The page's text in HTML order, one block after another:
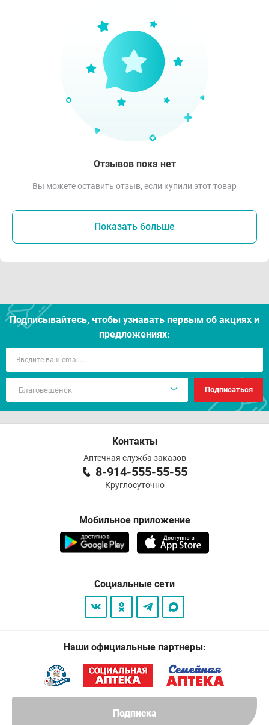
Подписка
Отзывов пока нет
Вы можете оставить отзыв, если купили этот товар
Показать больше
Подписывайтесь, чтобы узнавать первым об акцияx и
предложениях:
Подписаться
Контакты
Аптечная служба заказов
8-914-555-55-55
Круглосуточно
Мобильное приложение
Социальные сети
Наши официальные партнеры: